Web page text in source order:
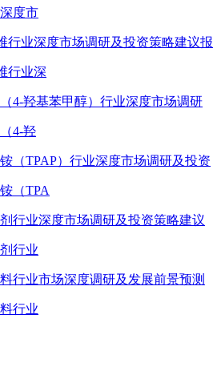
度市
行业深度市场调研及投资策略建议报
行业深
4-羟基苯甲醇）行业深度市场调研
4-羟
（TPAP）行业深度市场调研及投资
（TPA
行业深度市场调研及投资策略建议
行业
行业市场深度调研及发展前景预测
行业